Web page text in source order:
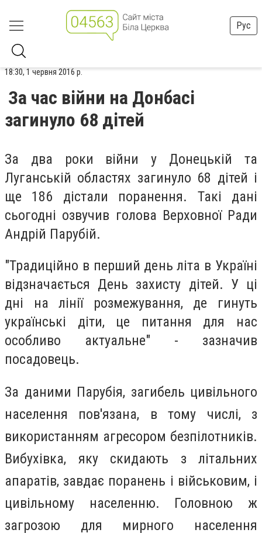
Рус
18:30, 1 червня 2016 р.
За час війни на Донбасі
загинуло 68 дітей
За два роки війни у Донецькій та
Луганській областях загинуло 68 дітей і
ще 186 дістали поранення. Такі дані
сьогодні озвучив голова Верховної Ради
Андрій Парубій.
"Традиційно в перший день літа в Україні
відзначається День захисту дітей. У ці
дні на лінії розмежування, де гинуть
українські діти, це питання для нас
особливо актуальне" - зазначив
посадовець.
За даними Парубія, загибель цивільного
населення пов'язана, в тому числі, з
використанням агресором безпілотників.
Вибухівка, яку скидають з літальних
апаратів, завдає поранень і військовим, і
цивільному населенню. Головною ж
загрозою для мирного населення